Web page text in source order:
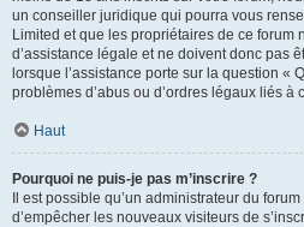
un conseiller juridique qui pourra vous
Limited et que les propriétaires de ce forum
d’assistance légale et ne doivent donc pas
lorsque l’assistance porte sur la question «
problèmes d’abus ou d’ordres légaux liés à
Haut
Pourquoi ne puis-je pas m’inscrire ?
Il est possible qu’un administrateur du
d’empêcher les nouveaux visiteurs de